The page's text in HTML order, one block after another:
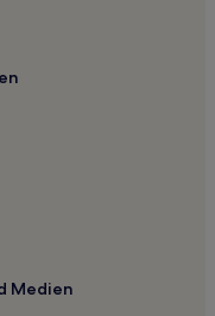
Medien